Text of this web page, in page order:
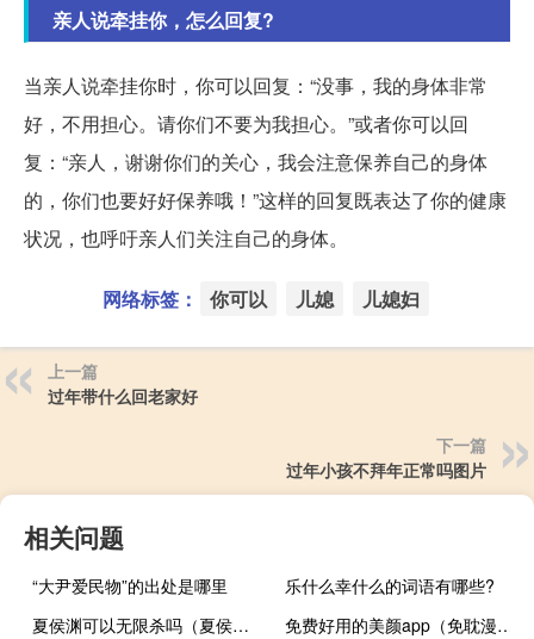
亲人说牵挂你，怎么回复?
当亲人说牵挂你时，你可以回复：“没事，我的身体非常
好，不用担心。请你们不要为我担心。”或者你可以回
复：“亲人，谢谢你们的关心，我会注意保养自己的身体
的，你们也要好好保养哦！”这样的回复既表达了你的健康
状况，也呼吁亲人们关注自己的身体。
网络标签： 你可以 儿媳 儿媳妇
上一篇
过年带什么回老家好
下一篇
过年小孩不拜年正常吗图片
相关问题
“大尹爱民物”的出处是哪里
乐什么幸什么的词语有哪些?
夏侯渊可以无限杀吗（夏侯渊无限拉）
免费好用的美颜app（免耽漫画）